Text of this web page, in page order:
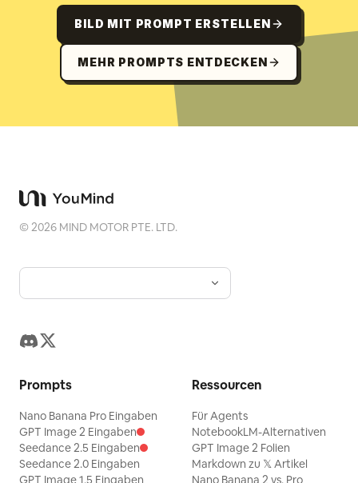
BILD MIT PROMPT ERSTELLEN
MEHR PROMPTS ENTDECKEN
©2026 MIND MOTOR PTE. LTD.
Prompts
Nano Banana Pro Eingaben
GPT Image 2 Eingaben
Seedance 2.5 Eingaben
Seedance 2.0 Eingaben
GPT Image 1.5 Eingaben
Ressourcen
Für Agents
NotebookLM-Alternativen
GPT Image 2 Folien
Markdown zu 𝕏 Artikel
Nano Banana 2 vs. Pro